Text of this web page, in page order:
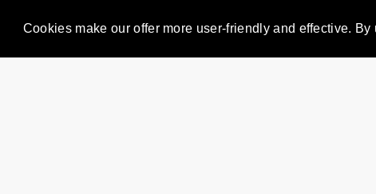
Cookies make our offer more user-friendly and effective.